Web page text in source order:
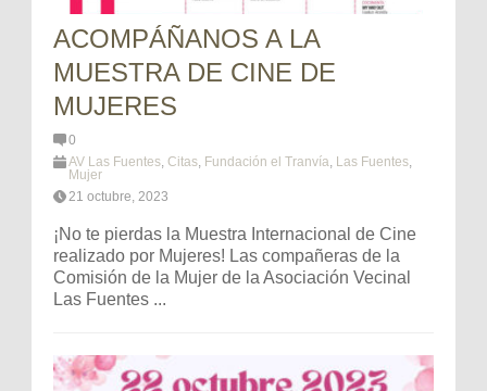
ACOMPÁÑANOS A LA
MUESTRA DE CINE DE
MUJERES
0
AV Las Fuentes, Citas, Fundación el Tranvía, Las Fuentes,
Mujer
21 octubre, 2023
¡No te pierdas la Muestra Internacional de Cine
realizado por Mujeres! Las compañeras de la
Comisión de la Mujer de la Asociación Vecinal
Las Fuentes ...